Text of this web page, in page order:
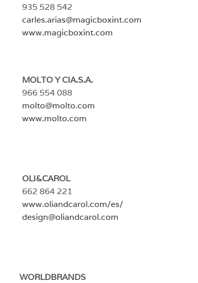
935 528 542
carles.arias@magicboxint.com
www.magicboxint.com
MOLTO Y CIA.S.A.
966 554 088
molto@molto.com
www.molto.com
OLI&CAROL
662 864 221
www.oliandcarol.com/es/
design@oliandcarol.com
WORLDBRANDS